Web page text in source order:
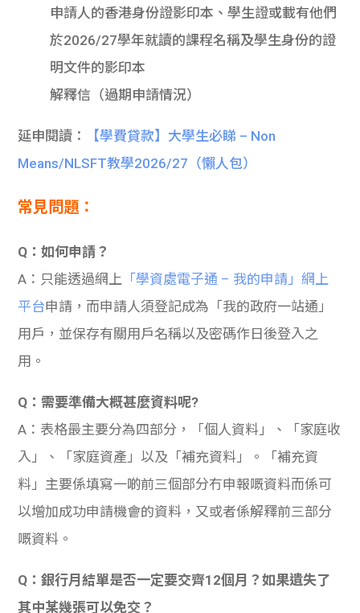
申請人的香港身份證影印本、學生證或載有他們
於2026/27學年就讀的課程名稱及學生身份的證
明文件的影印本
解釋信（過期申請情況）
延申閱讀：
【學費貸款】大學生必睇 – Non
Means/NLSFT教學2026/27（懶人包）
常見問題：
Q：如何申請？
A：只能透過網上 「學資處電子通 – 我的申請」網上
平台申請，而申請人須登記成為「我的政府一站通」
用戶，並保存有關用戶名稱以及密碼作日後登入之
用。
Q： 需要準備大概甚麼資料呢?
A：表格最主要分為四部分，「個人資料」、「家庭收
入」、「家庭資產」以及「補充資料」。「補充資
料」主要係填寫一啲前三個部分冇申報嘅資料而係可
以增加成功申請機會的資料，又或者係解釋前三部分
嘅資料。
Q：銀行月結單是否一定要交齊12個月？如果遺失了
其中某幾張可以免交？